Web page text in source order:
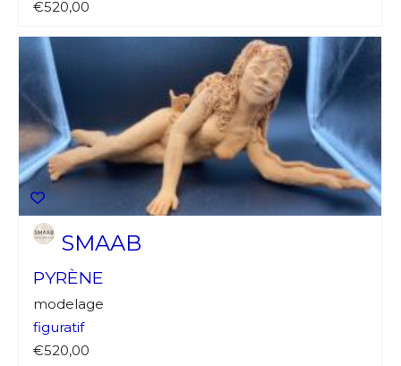
€520,00
SMAAB
PYRÈNE
modelage
figuratif
€520,00